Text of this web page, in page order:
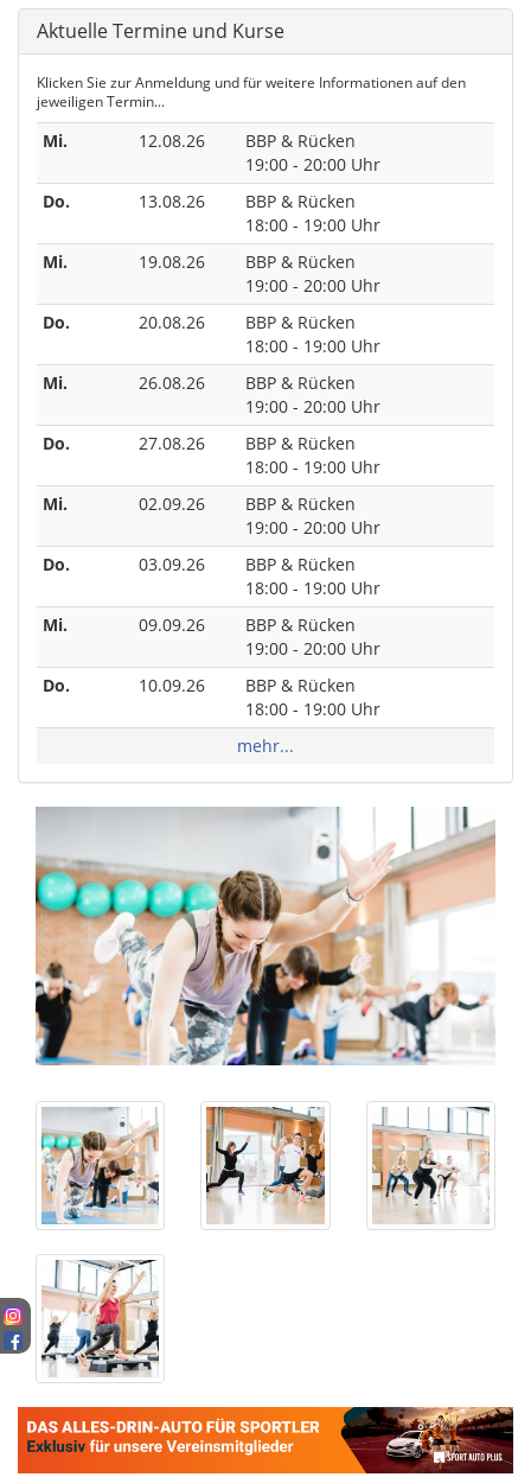
Aktuelle Termine und Kurse
Klicken Sie zur Anmeldung und für weitere Informationen auf den
jeweiligen Termin...
Mi. 12.08.26
BBP & Rücken
19:00 - 20:00 Uhr
Do.
13.08.26
BBP & Rücken
18:00 - 19:00 Uhr
Mi.
19.08.26
BBP & Rücken
19:00 - 20:00 Uhr
Do.
20.08.26
BBP & Rücken
18:00 - 19:00 Uhr
Mi.
26.08.26
BBP & Rücken
19:00 - 20:00 Uhr
Do.
27.08.26
BBP & Rücken
18:00 - 19:00 Uhr
Mi.
02.09.26
BBP & Rücken
19:00 - 20:00 Uhr
Do.
03.09.26
BBP & Rücken
18:00 - 19:00 Uhr
Mi.
09.09.26
BBP & Rücken
19:00 - 20:00 Uhr
Do.
10.09.26
BBP & Rücken
18:00 - 19:00 Uhr
mehr...